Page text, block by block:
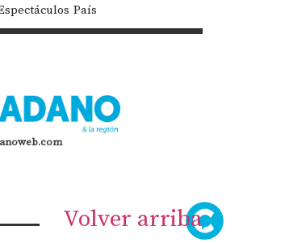
País
Volver arriba